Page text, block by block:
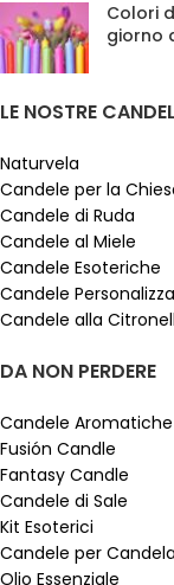
Colori
giorno
LE NOSTRE
Naturvela
Candele per la
Candele di Ruda
Candele al Miele
Candele Esoteriche
Candele
Candele alla
DA NON PERDERE
Candele Aromatiche
Fusión Candle
Fantasy Candle
Candele di Sale
Kit Esoterici
Candele per
Olio Essenziale